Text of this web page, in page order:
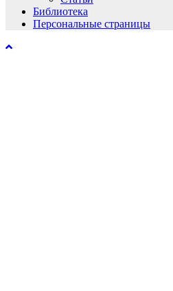
Библиотека
Персональные страницы